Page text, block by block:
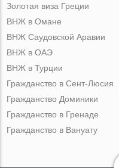
Золотая виза Греции
ВНЖ в Омане
ВНЖ Саудовской Аравии
ВНЖ в ОАЭ
ВНЖ в Турции
Гражданство в Сент-Люсия
Гражданство Доминики
Гражданство в Гренаде
Гражданство в Вануату